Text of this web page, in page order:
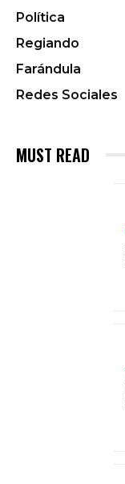
Política
Regiando
Farándula
Redes Sociales
MUST READ